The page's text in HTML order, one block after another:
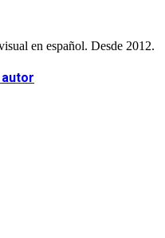
en español. Desde 2012.